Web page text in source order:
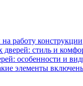
работу конструкции
стиль и
особенности и
элементы